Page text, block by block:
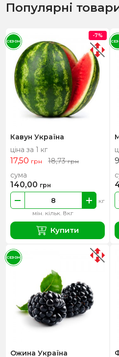
Популярні
Кавун Україна
ціна за 1 кг
17,50 грн 18,73грн
мін. кільк. 8кг
кг
сума
140,00 грн
Купити
-7%
СЕЗОН
Ожина Україна
СЕЗОН